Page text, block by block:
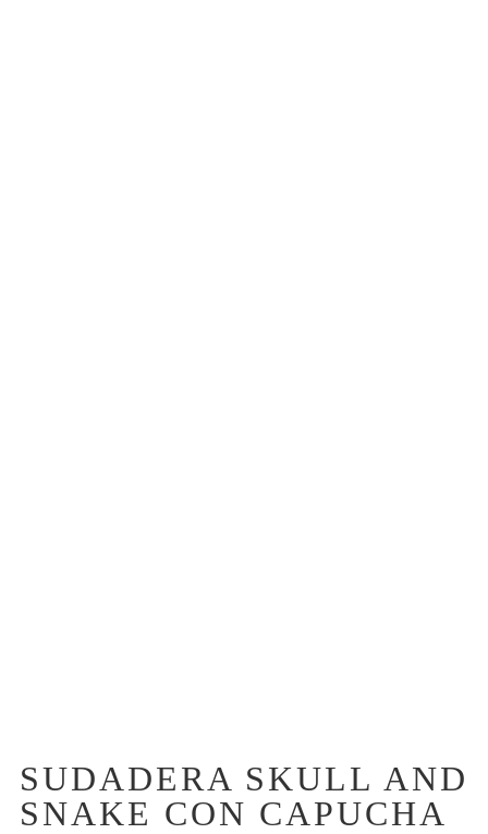
SUDADERA SKULL AND
SNAKE CON CAPUCHA